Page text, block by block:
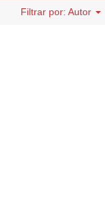
Filtrar por: Autor